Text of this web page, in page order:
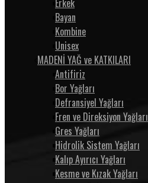
Erkek
Bayan
Kombine
Unisex
MADENİ YAĞ ve KATKILARI
Antifiriz
Bor Yağları
Defransiyel Yağları
Fren ve Direksiyon Yağları
Gres Yağları
Hidrolik Sistem Yağları
Kalıp Ayırıcı Yağları
Kesme ve Kızak Yağları